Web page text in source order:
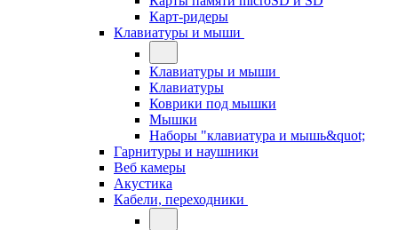
Карт-ридеры
Клавиатуры и мыши
Клавиатуры и мыши
Клавиатуры
Коврики под мышки
Мышки
Наборы "клавиатура и мышь&quot;
Гарнитуры и наушники
Веб камеры
Акустика
Кабели, переходники